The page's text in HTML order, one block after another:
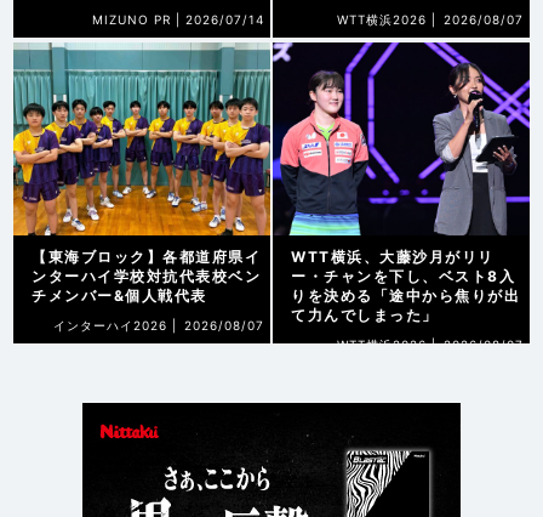
MIZUNO PR | 2026/07/14 WTT横浜2026 | 2026/08/07
【東海ブロック】各都道府県イ
ンターハイ学校対抗代表校ベン
チメンバー&個人戦代表
インターハイ2026 | 2026/08/07
WTT横浜、大藤沙月がリリ
ー・チャンを下し、ベスト8入
りを決める「途中から焦りが出
て力んでしまった」
WTT横浜2026 | 2026/08/07